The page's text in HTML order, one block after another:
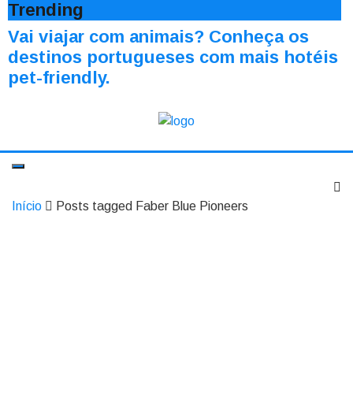
Trending
Vai viajar com animais? Conheça os
destinos portugueses com mais hotéis
pet-friendly.
Início Posts tagged Faber Blue Pioneers